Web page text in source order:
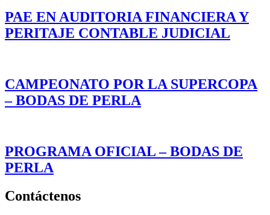
PAE EN AUDITORIA FINANCIERA Y
PERITAJE CONTABLE JUDICIAL
CAMPEONATO POR LA SUPERCOPA
– BODAS DE PERLA
PROGRAMA OFICIAL – BODAS DE
PERLA
Contáctenos